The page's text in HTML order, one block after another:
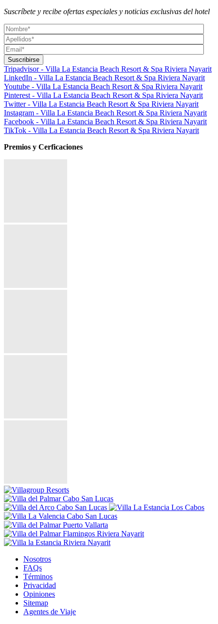
Suscríbete y recibe ofertas especiales y noticias exclusivas del hotel
Tripadvisor - Villa La Estancia Beach Resort & Spa Riviera Nayarit
LinkedIn - Villa La Estancia Beach Resort & Spa Riviera Nayarit
Youtube - Villa La Estancia Beach Resort & Spa Riviera Nayarit
Pinterest - Villa La Estancia Beach Resort & Spa Riviera Nayarit
Twitter - Villa La Estancia Beach Resort & Spa Riviera Nayarit
Instagram - Villa La Estancia Beach Resort & Spa Riviera Nayarit
Facebook - Villa La Estancia Beach Resort & Spa Riviera Nayarit
TikTok - Villa La Estancia Beach Resort & Spa Riviera Nayarit
Premios y Cerficaciones
Nosotros
FAQs
Términos
Privacidad
Opiniones
Sitemap
Agentes de Viaje